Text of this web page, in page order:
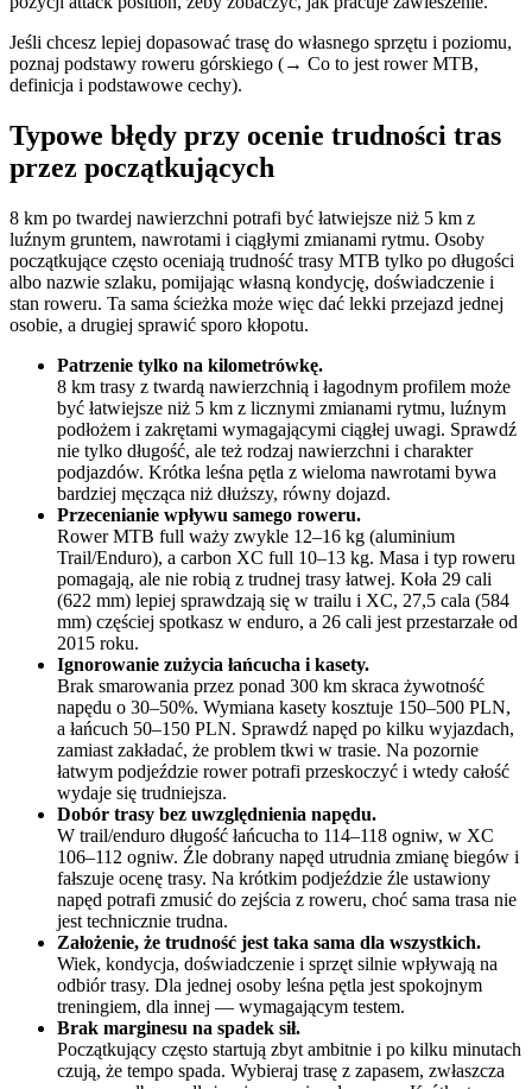
Jeśli chcesz lepiej dopasować trasę do własnego sprzętu i poziomu,
poznaj podstawy roweru górskiego (→ Co to jest rower MTB,
definicja i podstawowe cechy).
Typowe błędy przy ocenie trudności tras
przez początkujących
8 km po twardej nawierzchni potrafi być łatwiejsze niż 5 km z
luźnym gruntem, nawrotami i ciągłymi zmianami rytmu. Osoby
początkujące często oceniają trudność trasy MTB tylko po długości
albo nazwie szlaku, pomijając własną kondycję, doświadczenie i
stan roweru. Ta sama ścieżka może więc dać lekki przejazd jednej
osobie, a drugiej sprawić sporo kłopotu.
Patrzenie tylko na kilometrówkę.
8 km trasy z twardą nawierzchnią i łagodnym profilem może
być łatwiejsze niż 5 km z licznymi zmianami rytmu, luźnym
podłożem i zakrętami wymagającymi ciągłej uwagi. Sprawdź
nie tylko długość, ale też rodzaj nawierzchni i charakter
podjazdów. Krótka leśna pętla z wieloma nawrotami bywa
bardziej męcząca niż dłuższy, równy dojazd.
Przecenianie wpływu samego roweru.
Rower MTB full waży zwykle 12–16 kg (aluminium
Trail/Enduro), a carbon XC full 10–13 kg. Masa i typ roweru
pomagają, ale nie robią z trudnej trasy łatwej. Koła 29 cali
(622 mm) lepiej sprawdzają się w trailu i XC, 27,5 cala (584
mm) częściej spotkasz w enduro, a 26 cali jest przestarzałe od
2015 roku.
Ignorowanie zużycia łańcucha i kasety.
Brak smarowania przez ponad 300 km skraca żywotność
napędu o 30–50%. Wymiana kasety kosztuje 150–500 PLN,
a łańcuch 50–150 PLN. Sprawdź napęd po kilku wyjazdach,
zamiast zakładać, że problem tkwi w trasie. Na pozornie
łatwym podjeździe rower potrafi przeskoczyć i wtedy całość
wydaje się trudniejsza.
Dobór trasy bez uwzględnienia napędu.
W trail/enduro długość łańcucha to 114–118 ogniw, w XC
106–112 ogniw. Źle dobrany napęd utrudnia zmianę biegów i
fałszuje ocenę trasy. Na krótkim podjeździe źle ustawiony
napęd potrafi zmusić do zejścia z roweru, choć sama trasa nie
jest technicznie trudna.
Założenie, że trudność jest taka sama dla wszystkich.
Wiek, kondycja, doświadczenie i sprzęt silnie wpływają na
odbiór trasy. Dla jednej osoby leśna pętla jest spokojnym
treningiem, dla innej — wymagającym testem.
Brak marginesu na spadek sił.
Początkujący często startują zbyt ambitnie i po kilku minutach
czują, że tempo spada. Wybieraj trasę z zapasem, zwłaszcza